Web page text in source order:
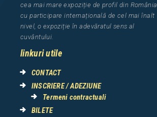
cea mai mare expoziție de profil din România
cu participare internațională de cel maiînalt
nivel, o expoziție în adevăratul sens al
cuvântului.
linkuri utile
CONTACT
INSCRIERE / ADEZIUNE
Termeni contractuali
BILETE